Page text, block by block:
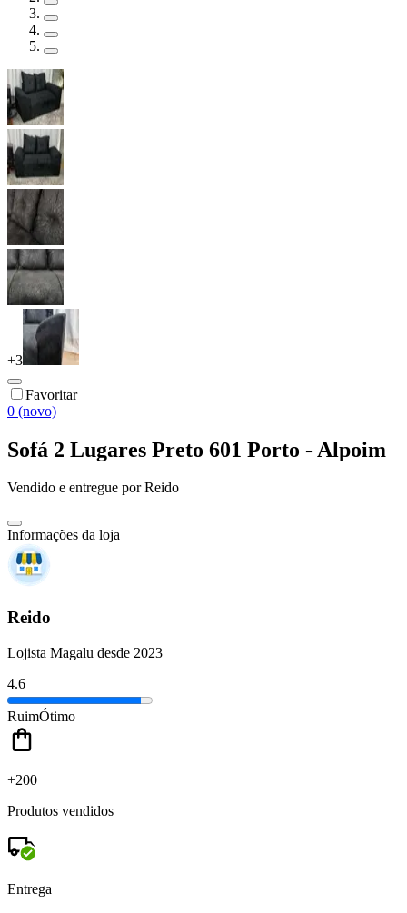
+3
Favoritar
0 (novo)
Sofá 2 Lugares Preto 601 Porto - Alpoim
Vendido e entregue por Reido
Informações da loja
Reido
Lojista Magalu desde 2023
4.6
RuimÓtimo
+200
Produtos vendidos
Entrega